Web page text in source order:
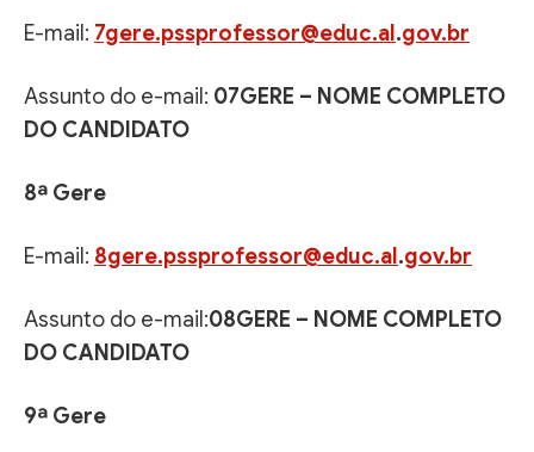
E-mail: 7gere.pssprofessor@educ.al .gov.br
Assunto do e-mail: 07GERE – NOME COMPLETO
DO CANDIDATO
8ª Gere
E-mail: 8gere.pssprofessor@educ.al .gov.br
Assunto do e-mail:08GERE – NOME COMPLETO
DO CANDIDATO
9ª Gere